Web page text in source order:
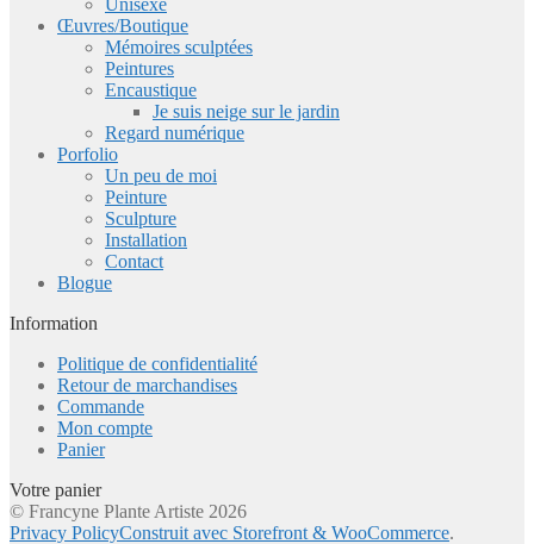
Œuvres/Boutique
Mémoires sculptées
Peintures
Encaustique
Je suis neige sur le jardin
Regard numérique
Porfolio
Un peu de moi
Peinture
Sculpture
Installation
Contact
Blogue
Information
Politique de confidentialité
Retour de marchandises
Commande
Mon compte
Panier
Votre panier
© Francyne Plante Artiste 2026
Privacy PolicyConstruit avec Storefront & WooCommerce.